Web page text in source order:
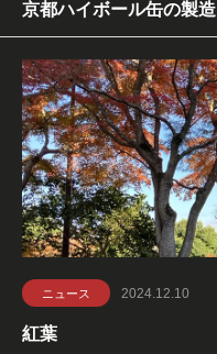
京都ハイボール缶の製造
ニュース 2024.12.10
紅葉